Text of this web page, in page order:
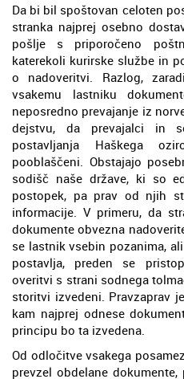
Da bi bil spoštovan celoten
stranka najprej osebno
pošlje s priporočeno
katerekoli kurirske službe in
o nadoveritvi. Razlog,
vsakemu lastniku
neposredno prevajanje iz
dejstvu, da prevajalci in
postavljanja Haškega
pooblaščeni. Obstajajo
sodišč naše države, ki so
postopek, pa prav od njih
informacije. V primeru, da
dokumente obvezna
se lastnik vsebin pozanima,
postavlja, preden se
overitvi s strani sodnega
storitvi izvedeni. Pravzaprav
kam najprej odnese
principu bo ta izvedena.
Od odločitve vsakega
prevzel obdelane